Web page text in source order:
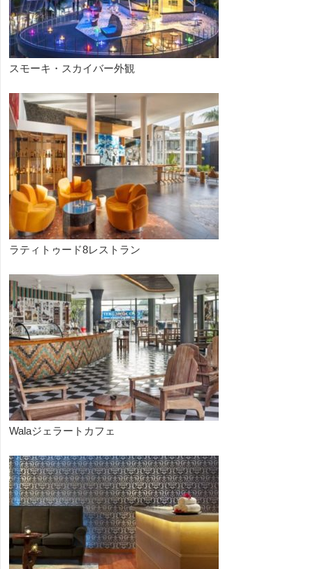
スモーキ・スカイバー外観
ラティトゥード8レストラン
Walaジェラートカフェ